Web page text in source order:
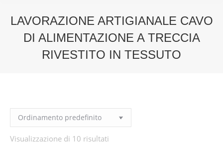
LAVORAZIONE ARTIGIANALE CAVO
DI ALIMENTAZIONE A TRECCIA
RIVESTITO IN TESSUTO
Visualizzazione di 10 risultati